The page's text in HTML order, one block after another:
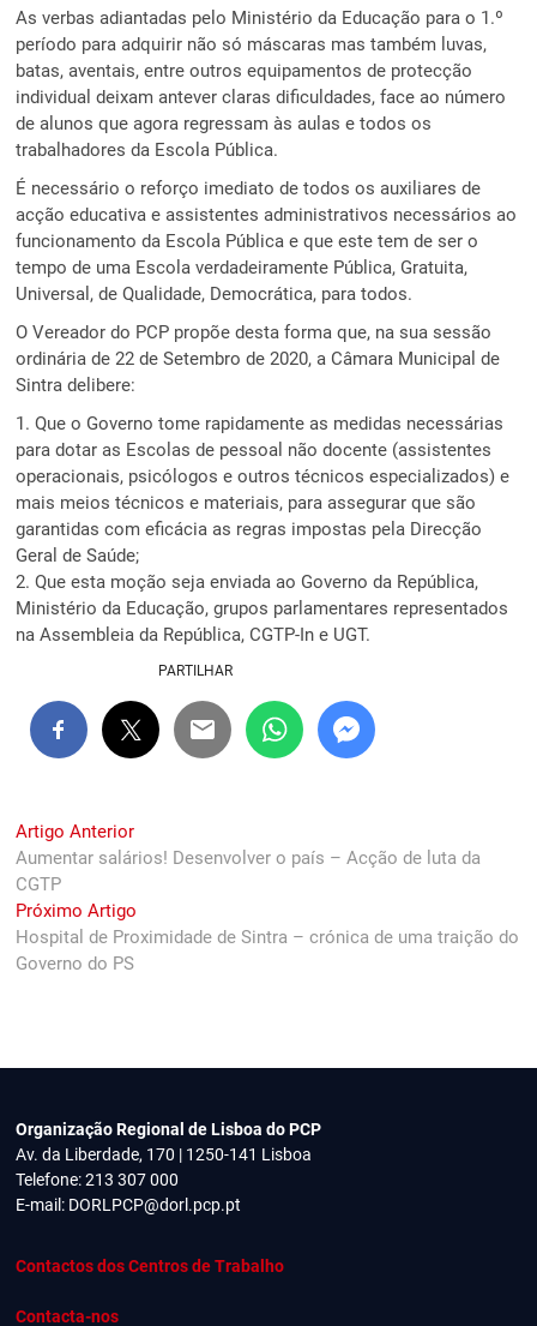
As verbas adiantadas pelo Ministério da Educação para o 1.º
período para adquirir não só máscaras mas também luvas,
batas, aventais, entre outros equipamentos de protecção
individual deixam antever claras dificuldades, face ao número
de alunos que agora regressam às aulas e todos os
trabalhadores da Escola Pública.
É necessário o reforço imediato de todos os auxiliares de
acção educativa e assistentes administrativos necessários ao
funcionamento da Escola Pública e que este tem de ser o
tempo de uma Escola verdadeiramente Pública, Gratuita,
Universal, de Qualidade, Democrática, para todos.
O Vereador do PCP propõe desta forma que, na sua sessão
ordinária de 22 de Setembro de 2020, a Câmara Municipal de
Sintra delibere:
1. Que o Governo tome rapidamente as medidas necessárias
para dotar as Escolas de pessoal não docente (assistentes
operacionais, psicólogos e outros técnicos especializados) e
mais meios técnicos e materiais, para assegurar que são
garantidas com eficácia as regras impostas pela Direcção
Geral de Saúde;
2. Que esta moção seja enviada ao Governo da República,
Ministério da Educação, grupos parlamentares representados
na Assembleia da República, CGTP-In e UGT.
PARTILHAR
Navegação
de
artigos
Artigo AnteriorPrevious
post:
Aumentar salários! Desenvolver o país – Acção de luta da
CGTP
Próximo Artigo
post:
Hospital de Proximidade de Sintra – crónica de uma traição do
Governo do PS
Organização Regional de Lisboa do PCP
Av. da Liberdade, 170 | 1250-141 Lisboa
Telefone: 213 307 000
E-mail: DORLPCP@dorl.pcp.pt
Contactos dos Centros de Trabalho
Contacta-nos